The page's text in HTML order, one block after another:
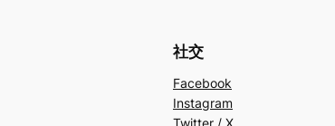
社交
Facebook
Instagram
Twitter / X